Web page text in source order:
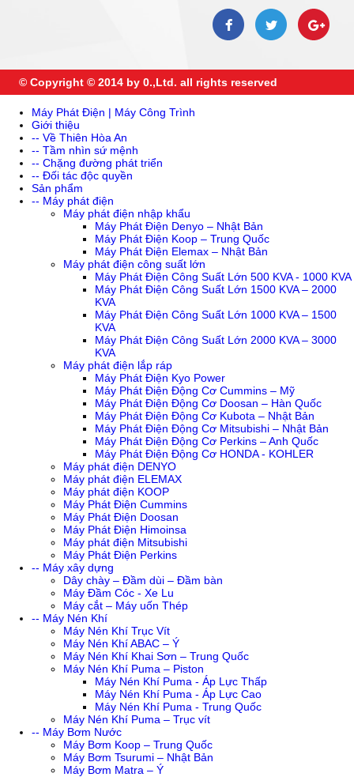
© Copyright © 2014 by 0.,Ltd. all rights reserved
Máy Phát Điện | Máy Công Trình
Giới thiệu
-- Về Thiên Hòa An
-- Tầm nhìn sứ mệnh
-- Chặng đường phát triển
-- Đối tác độc quyền
Sản phẩm
-- Máy phát điện
Máy phát điện nhập khẩu
Máy Phát Điện Denyo – Nhật Bản
Máy Phát Điện Koop – Trung Quốc
Máy Phát Điện Elemax – Nhật Bản
Máy phát điện công suất lớn
Máy Phát Điện Công Suất Lớn 500 KVA - 1000 KVA
Máy Phát Điện Công Suất Lớn 1500 KVA – 2000
KVA
Máy Phát Điện Công Suất Lớn 1000 KVA – 1500
KVA
Máy Phát Điện Công Suất Lớn 2000 KVA – 3000
KVA
Máy phát điện lắp ráp
Máy Phát Điện Kyo Power
Máy Phát Điện Động Cơ Cummins – Mỹ
Máy Phát Điện Động Cơ Doosan – Hàn Quốc
Máy Phát Điện Động Cơ Kubota – Nhật Bản
Máy Phát Điện Động Cơ Mitsubishi – Nhật Bản
Máy Phát Điện Động Cơ Perkins – Anh Quốc
Máy Phát Điện Động Cơ HONDA - KOHLER
Máy phát điện DENYO
Máy phát điện ELEMAX
Máy phát điện KOOP
Máy Phát Điện Cummins
Máy Phát Điện Doosan
Máy Phát Điện Himoinsa
Máy phát điện Mitsubishi
Máy Phát Điện Perkins
-- Máy xây dựng
Dây chày – Đầm dùi – Đầm bàn
Máy Đầm Cóc - Xe Lu
Máy cắt – Máy uốn Thép
-- Máy Nén Khí
Máy Nén Khí Trục Vít
Máy Nén Khí ABAC – Ý
Máy Nén Khí Khai Sơn – Trung Quốc
Máy Nén Khí Puma – Piston
Máy Nén Khí Puma - Áp Lực Thấp
Máy Nén Khí Puma - Áp Lực Cao
Máy Nén Khí Puma - Trung Quốc
Máy Nén Khí Puma – Trục vít
-- Máy Bơm Nước
Máy Bơm Koop – Trung Quốc
Máy Bơm Tsurumi – Nhật Bản
Máy Bơm Matra – Ý